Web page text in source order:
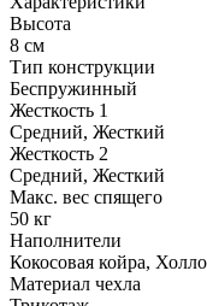
Высота
8 см
Тип конструкции
Беспружинный
Жесткость 1
Средний, Жесткий
Жесткость 2
Средний, Жесткий
Макс. вес спящего
50 кг
Наполнители
Кокосовая койра,
Материал чехла